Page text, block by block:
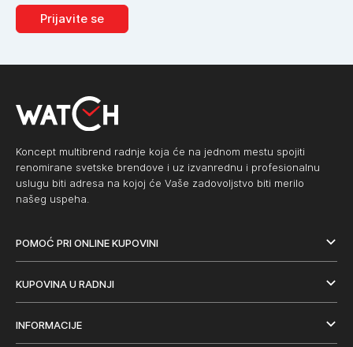
Prijavite se
Koncept multibrend radnje koja će na jednom mestu spojiti
renomirane svetske brendove i uz izvanrednu i profesionalnu
uslugu biti adresa na kojoj će Vaše zadovoljstvo biti merilo
našeg uspeha.
POMOĆ PRI ONLINE KUPOVINI
KUPOVINA U RADNJI
INFORMACIJE